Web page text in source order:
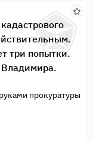
три попытки.
Владимира.
прокуратуры